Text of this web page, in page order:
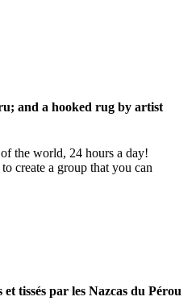
and a hooked rug by artist
the world, 24 hours a day!
create a group that you can
tissés par les Nazcas du Pérou